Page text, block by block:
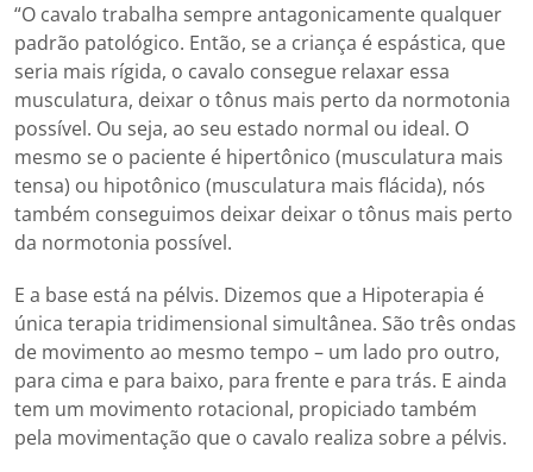
“O cavalo trabalha sempre antagonicamente qualquer
padrão patológico. Então, se a criança é espástica, que
seria mais rígida, o cavalo consegue relaxar essa
musculatura, deixar o tônus mais perto da normotonia
possível. Ou seja, ao seu estado normal ou ideal. O
mesmo se o paciente é hipertônico (musculatura mais
tensa) ou hipotônico (musculatura mais flácida), nós
também conseguimos deixar deixar o tônus mais perto
da normotonia possível.
E a base está na pélvis. Dizemos que a Hipoterapia é
única terapia tridimensional simultânea. São três ondas
de movimento ao mesmo tempo – um lado pro outro,
para cima e para baixo, para frente e para trás. E ainda
tem um movimento rotacional, propiciado também
pela movimentação que o cavalo realiza sobre a pélvis.